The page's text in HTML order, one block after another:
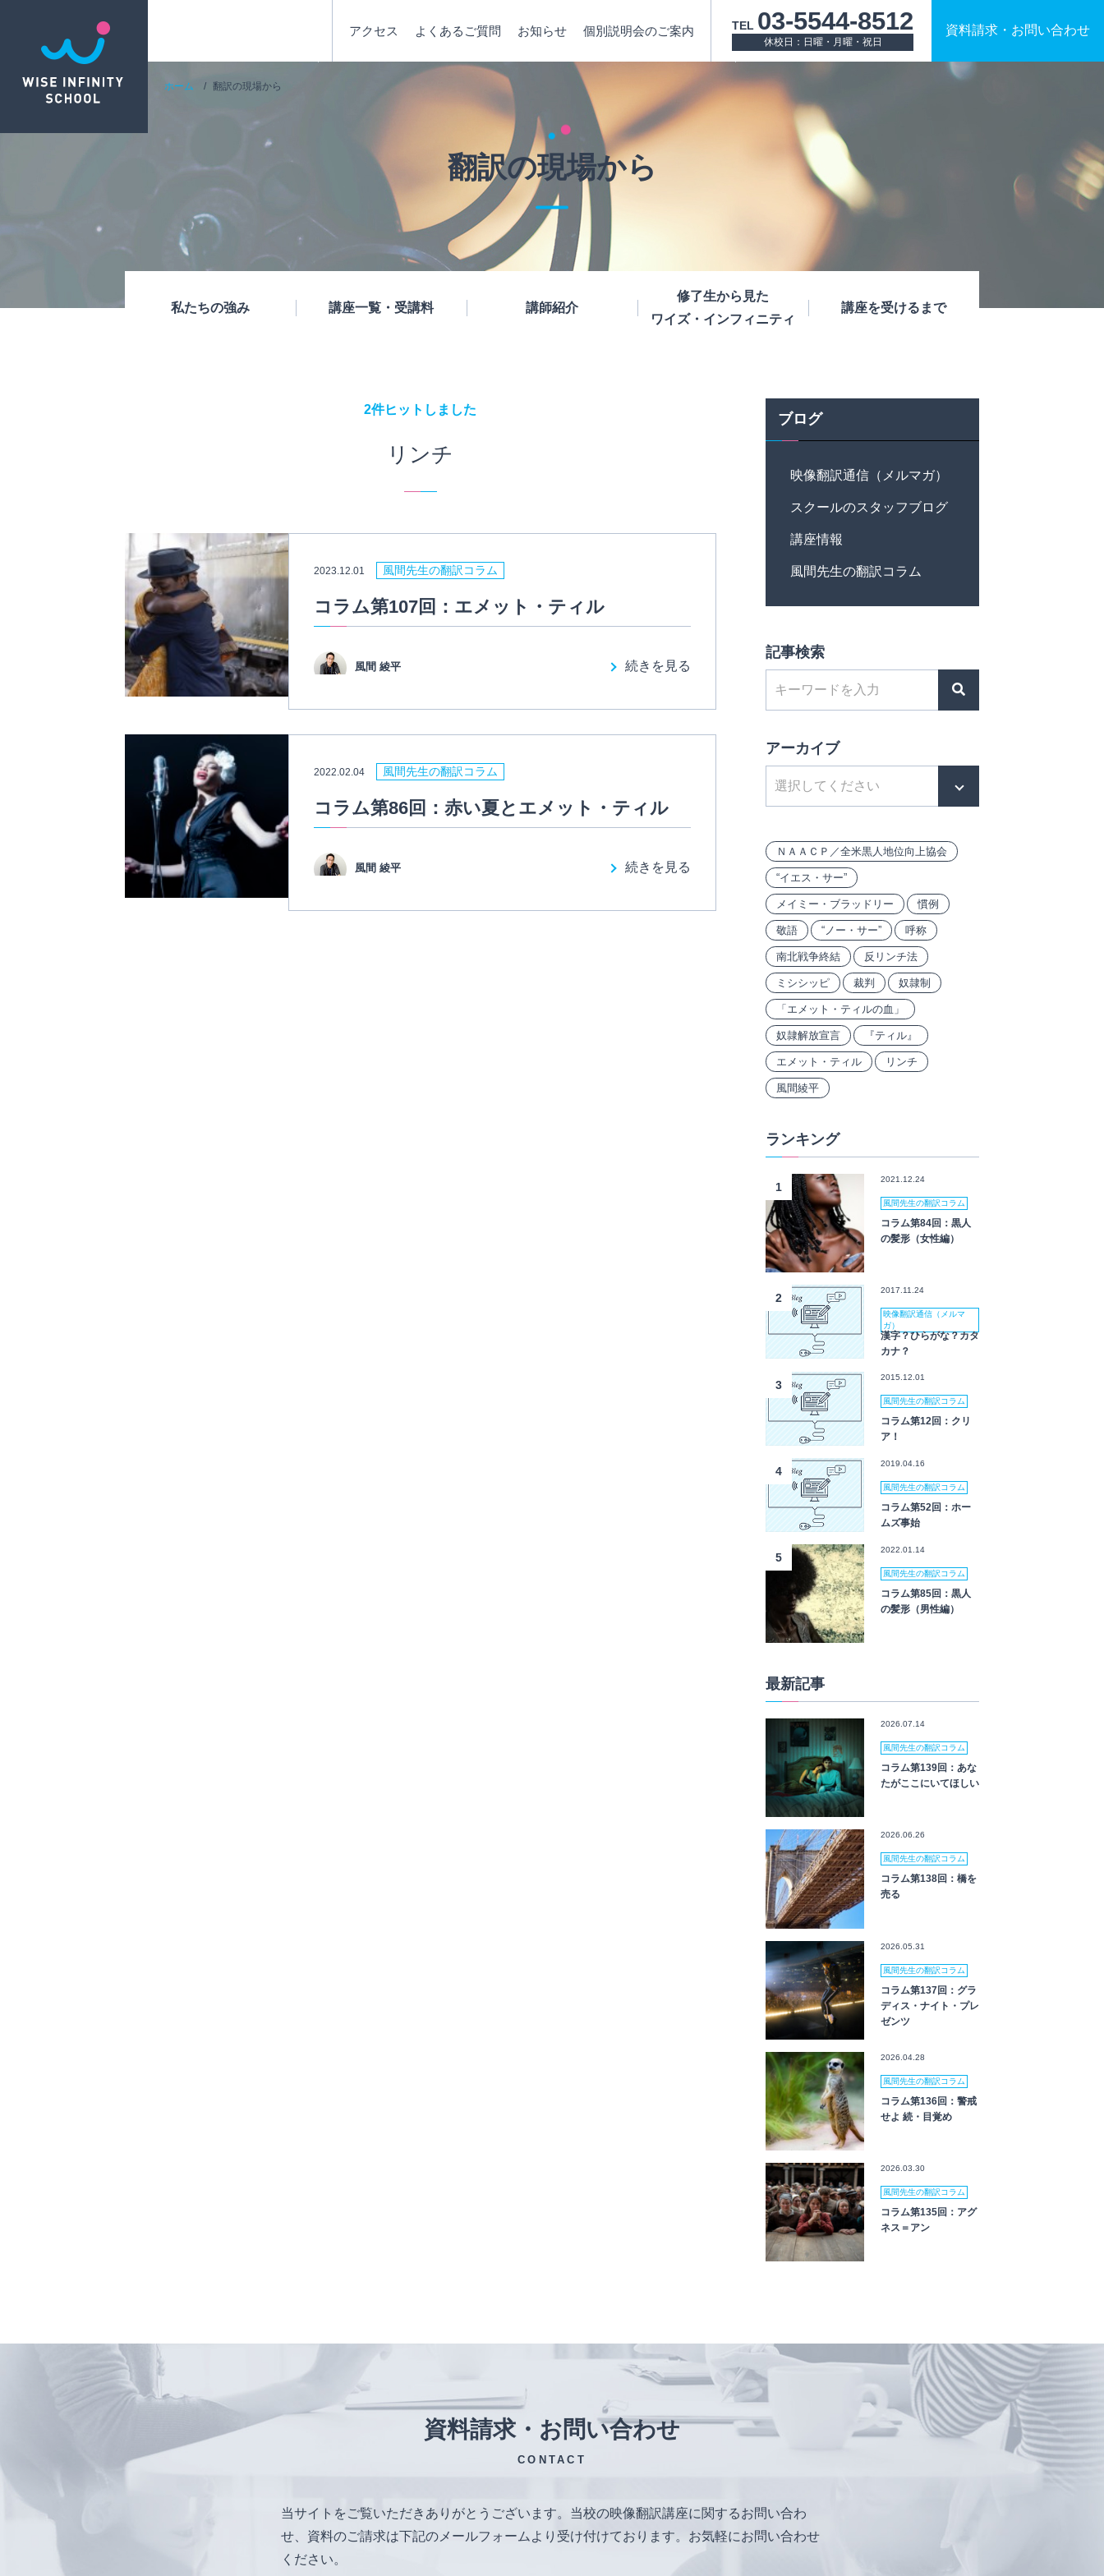
TEL 03-5544-8512
休校日：日曜・月曜・祝日
資料請求 ・ お問い合わせ
私たちの強み 講座一覧・受講料 講師紹介
修了生から見た
ワイズ・インフィニティ
講座を受けるまで
アクセス よくあるご質問 お知らせ 個別説明会のご案内
ホーム 翻訳の現場から
翻訳の現場から
2件ヒットしました
リンチ
2023.12.01 風間先生の翻訳コラム
コラム第107回：エメット・ティル
風間 綾平 続きを見る
2022.02.04 風間先生の翻訳コラム
コラム第86回：赤い夏とエメット・ティル
風間 綾平 続きを見る
ブログ
映像翻訳通信（メルマガ）
スクールのスタッフブログ
講座情報
風間先生の翻訳コラム
記事検索
アーカイブ
ＮＡＡＣＰ／全米黒人地位向上協会
“イエス・サー”
メイミー・ブラッドリー 慣例
敬語 “ノー・サー” 呼称
南北戦争終結 反リンチ法
ミシシッピ 裁判 奴隷制
「エメット・ティルの血」
奴隷解放宣言 『ティル』
エメット・ティル リンチ
風間綾平
ランキング
1
2021.12.24
風間先生の翻訳コラム
コラム第84回：黒人
の髪形（女性編）
2
2017.11.24
映像翻訳通信（メルマ
ガ）
漢字？ひらがな？カタ
カナ？
3
2015.12.01
風間先生の翻訳コラム
コラム第12回：クリ
ア！
4
2019.04.16
風間先生の翻訳コラム
コラム第52回：ホー
ムズ事始
5
2022.01.14
風間先生の翻訳コラム
コラム第85回：黒人
の髪形（男性編）
最新記事
2026.07.14
風間先生の翻訳コラム
コラム第139回：あな
たがここにいてほしい
2026.06.26
風間先生の翻訳コラム
コラム第138回：橋を
売る
2026.05.31
風間先生の翻訳コラム
コラム第137回：グラ
ディス・ナイト・プレ
ゼンツ
2026.04.28
風間先生の翻訳コラム
コラム第136回：警戒
せよ 続・目覚め
2026.03.30
風間先生の翻訳コラム
コラム第135回：アグ
ネス＝アン
資料請求・お問い合わせ
CONTACT
当サイトをご覧いただきありがとうございます。当校の映像翻訳講座に関するお問い合わ
せ、資料のご請求は下記のメールフォームより受け付けております。お気軽にお問い合わせ
ください。